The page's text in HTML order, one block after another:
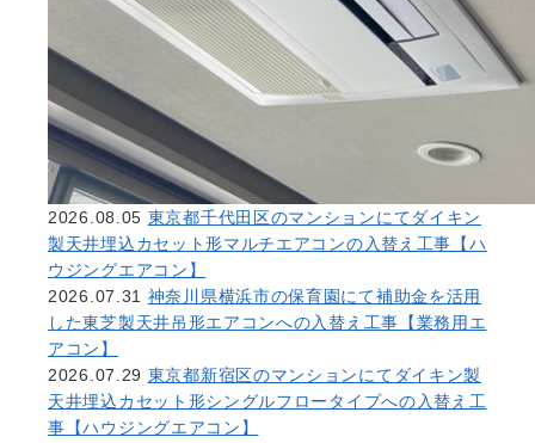
2026.08.05 東京都千代田区のマンションにてダイキン
製天井埋込カセット形マルチエアコンの入替え工事【ハ
ウジングエアコン】
2026.07.31 神奈川県横浜市の保育園にて補助金を活用
した東芝製天井吊形エアコンへの入替え工事【業務用エ
アコン】
2026.07.29 東京都新宿区のマンションにてダイキン製
天井埋込カセット形シングルフロータイプへの入替え工
事【ハウジングエアコン】